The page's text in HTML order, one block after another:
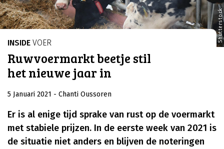
Shutterstock
INSIDE VOER
Ruwvoermarkt beetje stil
het nieuwe jaar in
5 Januari 2021 - Chanti Oussoren
Er is al enige tijd sprake van rust op de voermarkt
met stabiele prijzen. In de eerste week van 2021 is
de situatie niet anders en blijven de noteringen